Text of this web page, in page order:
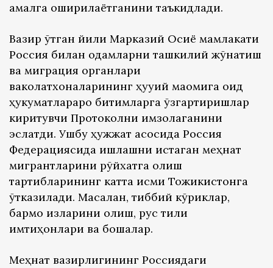
амалга оширилаётганини таъкидлади.
Вазир ўтган йили Марказий Осиё мамлакати
Россия билан одамларни ташкилий жўнатиш
ва миграция органлари
ваколатхоналарининг ҳуқуқий мақомига оид
ҳукуматлараро битимларга ўзгартиришлар
киритувчи Протоколни имзолаганини
эслатди. Ушбу ҳужжат асосида Россия
Федерациясида ишлашни истаган меҳнат
мигрантларини рўйхатга олиш
тартибларининг катта қисми Тожикистонга
ўтказилади. Масалан, тиббий кўриклар,
бармоқ изларини олиш, рус тили
имтиҳонлари ва бошқалар.
Меҳнат вазирлигининг Россиядаги